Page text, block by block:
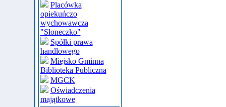
Placówka
opiekuńczo
wychowawcza
"Słoneczko"
Spółki prawa
handlowego
Miejsko Gminna
Biblioteka Publiczna
MGCK
Oświadczenia
majątkowe